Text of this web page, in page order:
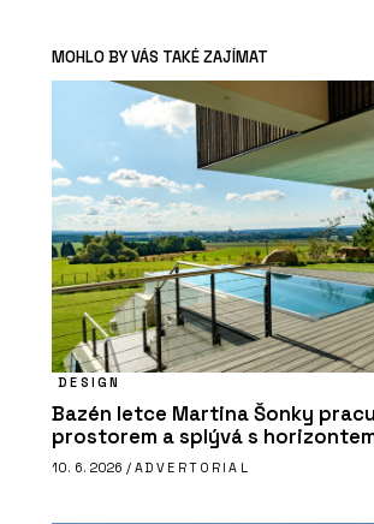
MOHLO BY VÁS TAKÉ ZAJÍMAT
DESIGN
Bazén letce Martina Šonky
prostorem a splývá s
10. 6. 2026 / ADVERTORIAL